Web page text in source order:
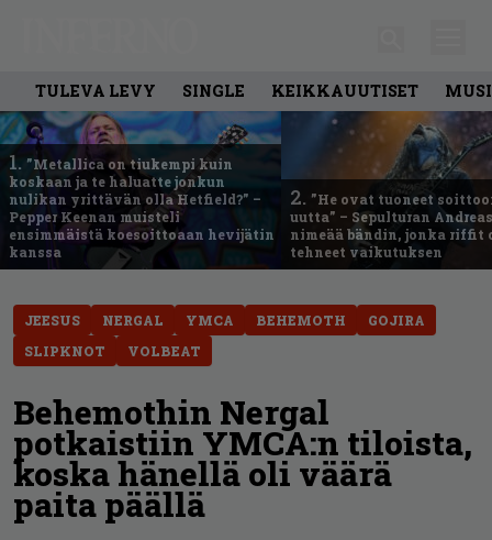
TULEVA LEVY SINGLE KEIKKAUUTISET
1. ”Metallica on tiukempi kuin
koskaan ja te haluatte jonkun
nulikan yrittävän olla Hetfield?” –
Pepper Keenan muisteli
ensimmäistä koesoittoaan hevijätin
kanssa
2. ”He ovat tuoneet
uutta” – Sepulturan
nimeää bändin, jonka riffit
tehneet vaikutuksen
JEESUS NERGAL YMCA BEHEMOTH
GOJIRA
SLIPKNOT
VOLBEAT
Behemothin Nergal
potkaistiin YMCA:n tiloista,
koska hänellä oli väärä
paita päällä